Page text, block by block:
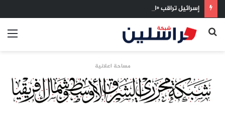
بحث
مساحة اعلانية